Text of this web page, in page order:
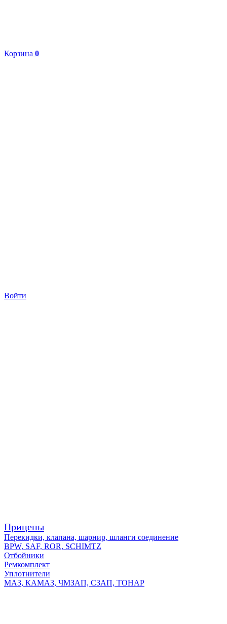
Корзина 0
Войти
Прицепы
Перекидки, клапана, шарнир, шланги соединение
BPW, SAF, ROR, SCHIMTZ
Отбойники
Ремкомплект
Уплотнители
МАЗ, КАМАЗ, ЧМЗАП, СЗАП, ТОНАР